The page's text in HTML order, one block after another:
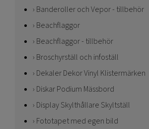
Banderoller och Vepor - tillbehör
Beachflaggor
Beachflaggor - tillbehör
Broschyrställ och infoställ
Dekaler Dekor Vinyl Klistermärken
Diskar Podium Mässbord
Display Skylthållare Skyltställ
Fototapet med egen bild